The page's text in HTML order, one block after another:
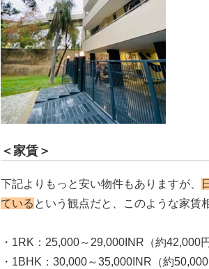
＜家賃＞
下記よりもっと安い物件もありますが、
ている という観点だと、このような家賃
・1RK：25,000～29,000INR（約42,000
・1BHK：30,000～35,000INR（約50,000